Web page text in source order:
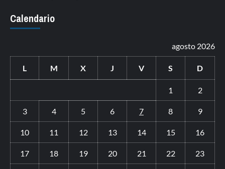
Calendario
agosto 2026
L M X J V S D
1 2
3 4 5 6 7 8 9
10 11 12 13 14 15 16
17 18 19 20 21 22 23